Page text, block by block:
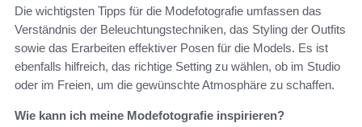
Die wichtigsten Tipps für die Modefotografie umfassen das
Verständnis der Beleuchtungstechniken, das Styling der Outfits
sowie das Erarbeiten effektiver Posen für die Models. Es ist
ebenfalls hilfreich, das richtige Setting zu wählen, ob im Studio
oder im Freien, um die gewünschte Atmosphäre zu schaffen.
Wie kann ich meine Modefotografie inspirieren?